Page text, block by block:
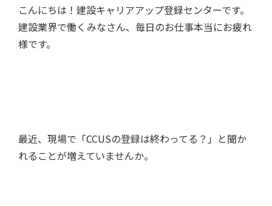
こんにちは！建設キャリアアップ登録センターです。
建設業界で働くみなさん、毎日のお仕事本当にお疲れ
様です。
最近、現場で「CCUSの登録は終わってる？」と聞か
れることが増えていませんか。